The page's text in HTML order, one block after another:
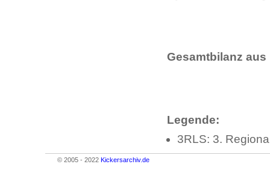
Gesamtbilanz
Legende:
3RLS: 3.
© 2005 - 2022 Kickersarchiv.de